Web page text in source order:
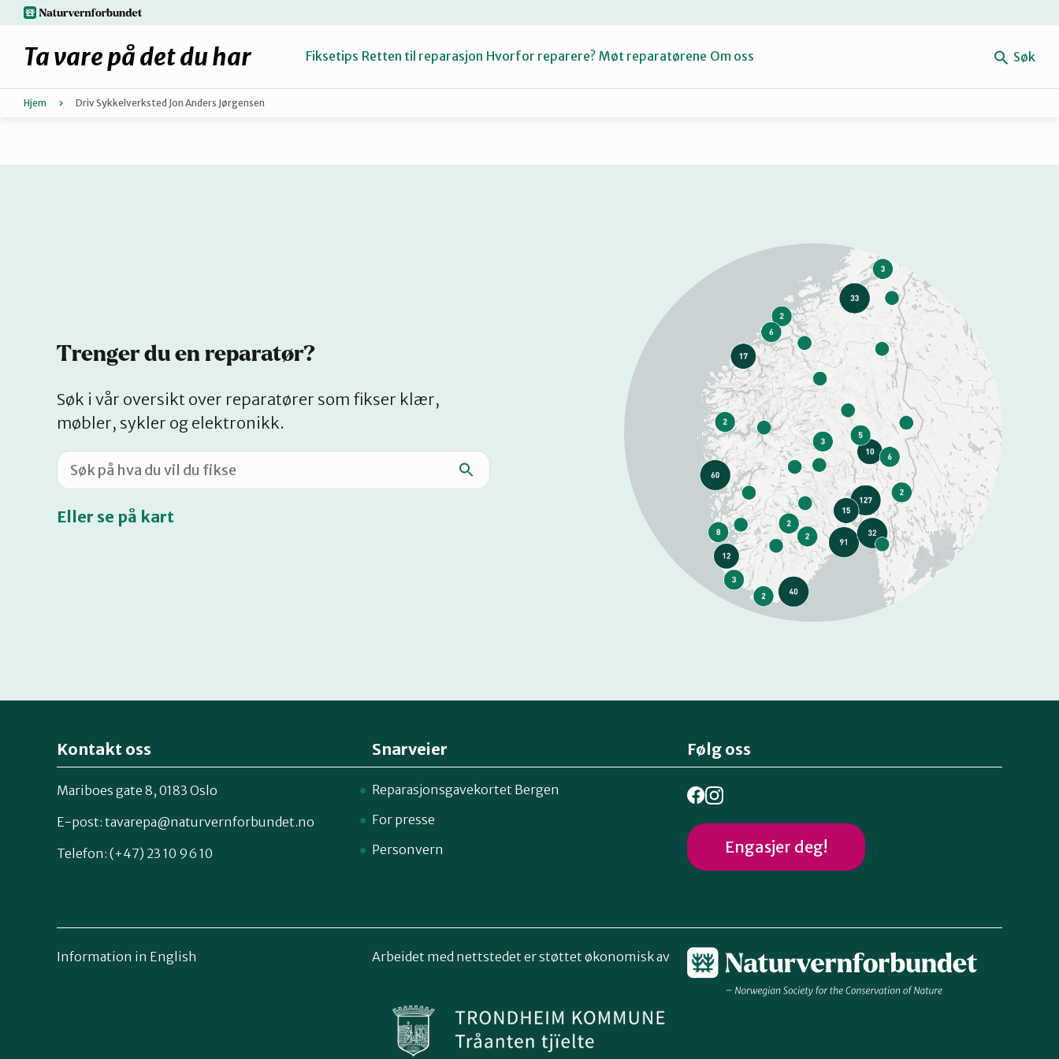
Hopp
til
hovedinnhold
Retten til reparasjon
naturvernforbundet.no
Ta vare på det du har Fiksetips Retten til reparasjon Hvorfor reparere? Møt reparatørene Om oss Søk
Hjem Driv Sykkelverksted Jon Anders Jørgensen
Trenger du en reparatør?
Søk i vår oversikt over reparatører som fikser klær,
møbler, sykler og elektronikk.
Eller se på kart
Kontakt oss
Mariboes gate 8, 0183 Oslo
E-post: tavarepa@naturvernforbundet.no
Telefon: (+47) 23 10 96 10
Snarveier
Reparasjonsgavekortet Bergen
For presse
Personvern
Følg oss
Engasjer deg!
Information in English Arbeidet med nettstedet er støttet økonomisk av